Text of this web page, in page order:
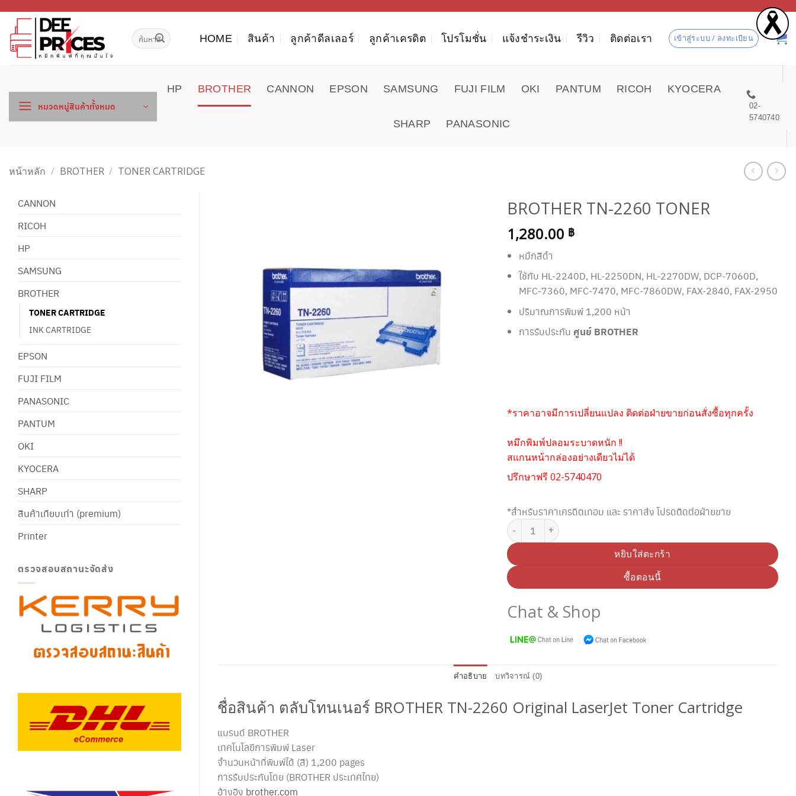
เนื้อหา
ค้นหา: HOME สินค้า ลูกค้าดีลเลอร์ ลูกค้าเครดิต โปรโมชั่น แจ้งชำระเงิน รีวิว ติดต่อเรา เข้าสู่ระบบ / ลงทะเบียน
หมวดหมู่สินค้าทั้งหมด
HP BROTHER CANNON EPSON SAMSUNG FUJI FILM OKI PANTUM RICOH KYOCERA
SHARP PANASONIC
02-
5740740
หน้าหลัก / BROTHER / TONER CARTRIDGE
CANNON
RICOH
HP
SAMSUNG
BROTHER
TONER CARTRIDGE
INK CARTRIDGE
EPSON
FUJI FILM
PANASONIC
PANTUM
OKI
KYOCERA
SHARP
สินค้าเทียบเท่า (premium)
Printer
ตรวจสอบสถานะจัดส่ง
BROTHER TN-2260 TONER
1,280.00 ฿
หมึกสีดำ
ใช้กับ HL-2240D, HL-2250DN, HL-2270DW, DCP-7060D,
MFC-7360, MFC-7470, MFC-7860DW, FAX-2840, FAX-2950
ปริมาณการพิมพ์ 1,200 หน้า
การรับประกัน ศูนย์ BROTHER
*ราคาอาจมีการเปลี่ยนแปลง ติดต่อฝ่ายขายก่อนสั่งซื้อทุกครั้ง
หมึกพิมพ์ปลอมระบาดหนัก !!
สแกนหน้ากล่องอย่างเดียวไม่ได้
ปรึกษาฟรี 02-5740470
*สำหรับราคาเครดิตเทอม และ ราคาส่ง โปรดติดต่อฝ่ายขาย
จำนวน BROTHER TN-2260 TONER ชิ้น
หยิบใส่ตะกร้า
ซื้อตอนนี้
Chat & Shop
คำอธิบาย บทวิจารณ์ (0)
ชื่อสินค้า ตลับโทนเนอร์ BROTHER TN-2260 Original LaserJet Toner Cartridge
แบรนด์ BROTHER
เทคโนโลยีการพิมพ์ Laser
จำนวนหน้าที่พิมพ์ได้ (สี) 1,200 pages
การรับประกันโดย (BROTHER ประเทศไทย)
อ้างอิง brother.com